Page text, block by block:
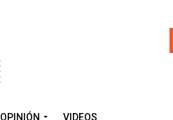
OPINIÓN VIDEOS